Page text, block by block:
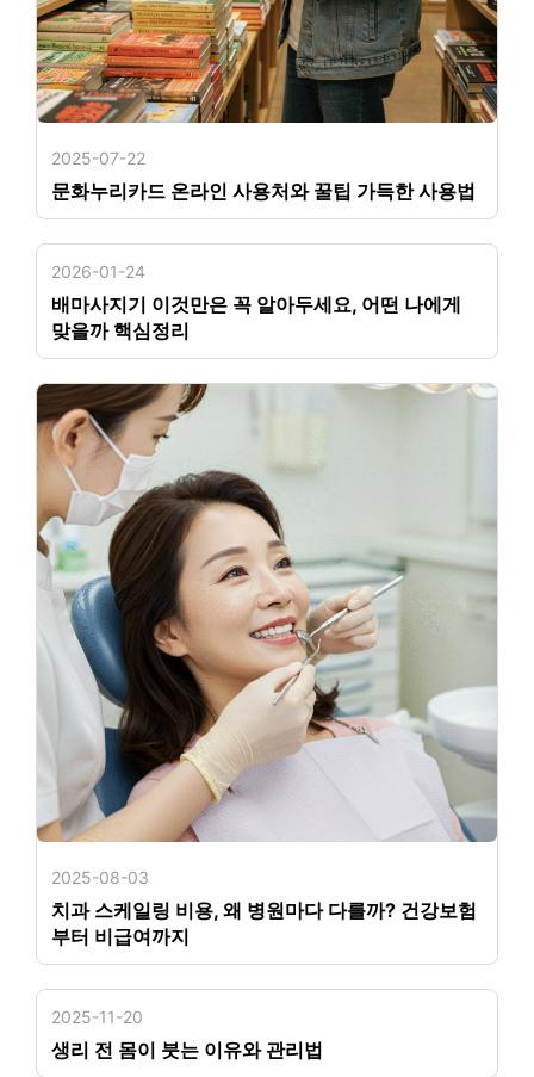
2025-07-22
문화누리카드 온라인 사용처와 꿀팁 가득한 사용법
2026-01-24
배마사지기 이것만은 꼭 알아두세요, 어떤 나에게
맞을까 핵심정리
2025-08-03
치과 스케일링 비용, 왜 병원마다 다를까? 건강보험
부터 비급여까지
2025-11-20
생리 전 몸이 붓는 이유와 관리법